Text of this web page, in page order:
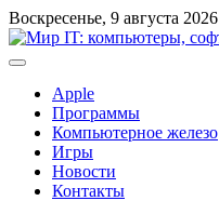
Перейти
к
содержимому
Воскресенье, 9 августа 2026
Apple
Программы
Компьютерное железо
Игры
Новости
Контакты